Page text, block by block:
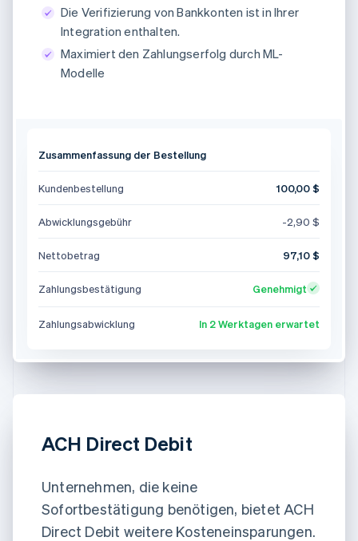
Die Verifizierung von Bankkonten ist in Ihrer
Integration enthalten.
Maximiert den Zahlungserfolg durch ML-
Modelle
Zusammenfassung der Bestellung
Kundenbestellung 100,00 $
Abwicklungsgebühr -2,90 $
Nettobetrag 97,10 $
Zahlungs­bestätigung Genehmigt
Zahlungsabwicklung In 2 Werktagen erwartet
ACH Direct Debit
Unternehmen, die keine
Sofortbestätigung benötigen, bietet ACH
Direct Debit weitere Kosteneinsparungen.